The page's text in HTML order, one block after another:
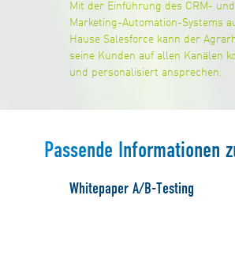
Mit der Einführung des CRM-
Marketing-Automation-Systems
Hause Salesforce kann der
seine Kunden auf allen Kanälen
und personalisiert ansprechen.
Passende Informationen
Whitepaper A/B-Testing